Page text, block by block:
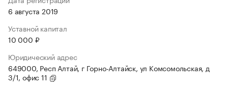
6 августа 2019
Уставной капитал
10 000 ₽
Юридический адрес
649000, Респ Алтай, г Горно-Алтайск, ул Комсомольская, д
3/1, офис 11